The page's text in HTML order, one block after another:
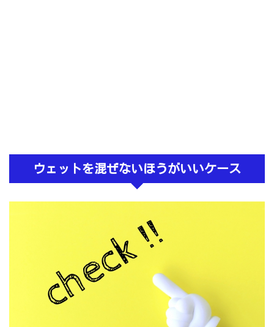
ウェットを混ぜないほうがいいケース